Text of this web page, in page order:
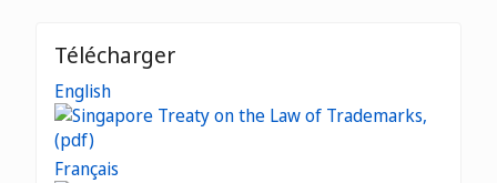
Télécharger
English
Français